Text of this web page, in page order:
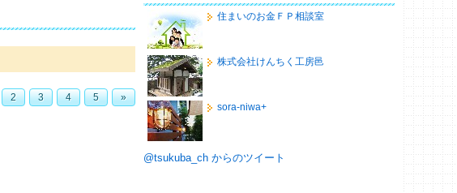
2 3 4 5 »
住まいのお金ＦＰ相談室
株式会社けんちく工房邑
sora-niwa+
@tsukuba_ch からのツイート